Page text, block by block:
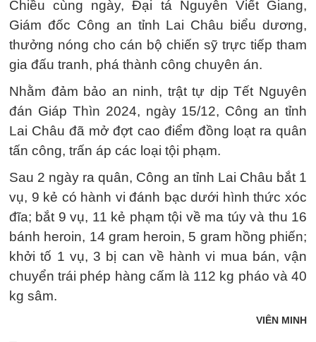
Chiều cùng ngày, Đại tá Nguyễn Viết Giang,
Giám đốc Công an tỉnh Lai Châu biểu dương,
thưởng nóng cho cán bộ chiến sỹ trực tiếp tham
gia đấu tranh, phá thành công chuyên án.
Nhằm đảm bảo an ninh, trật tự dịp Tết Nguyên
đán Giáp Thìn 2024, ngày 15/12, Công an tỉnh
Lai Châu đã mở đợt cao điểm đồng loạt ra quân
tấn công, trấn áp các loại tội phạm.
Sau 2 ngày ra quân, Công an tỉnh Lai Châu bắt 1
vụ, 9 kẻ có hành vi đánh bạc dưới hình thức xóc
đĩa; bắt 9 vụ, 11 kẻ phạm tội về ma túy và thu 16
bánh heroin, 14 gram heroin, 5 gram hồng phiến;
khởi tố 1 vụ, 3 bị can về hành vi mua bán, vận
chuyển trái phép hàng cấm là 112 kg pháo và 40
kg sâm.
VIÊN MINH